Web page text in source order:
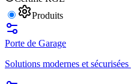
Produits
Porte de Garage
Solutions modernes et